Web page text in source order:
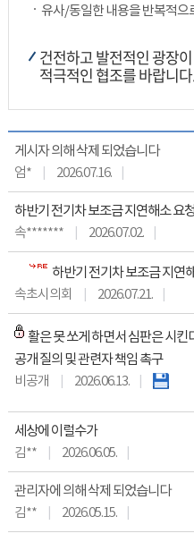
유사/동일한 내용을 반복적으
건전하고 발전적인 광장
적극적인 협조를 바랍니
게시자 의해 삭제 되었습니다
엄*
2026.07.16.
하반기 전기차 보조금 지연해소 요청
속*******
2026.07.02.
하반기 전기차 보조금 지연
속초시의회
2026.07.21.
활은 못 쏘게 하면서 심판은 시킨
공개 질의 및 관련자 책임 촉구
비공개
2026.06.13.
세상에 이럴수가
김**
2026.06.05.
관리자에 의해 삭제 되었습니다
김**
2026.05.15.